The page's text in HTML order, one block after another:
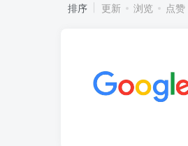
排序 更新 浏览 点赞